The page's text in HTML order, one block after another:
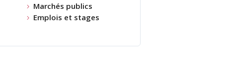
Marchés publics
Emplois et stages